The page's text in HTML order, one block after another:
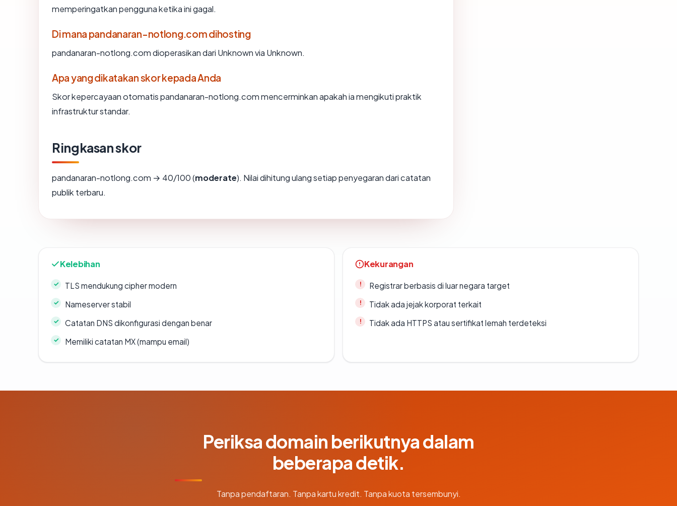
memperingatkan pengguna ketika ini gagal.
Di mana pandanaran-notlong.com dihosting
pandanaran-notlong.com dioperasikan dari Unknown via Unknown.
Apa yang dikatakan skor kepada Anda
Skor kepercayaan otomatis pandanaran-notlong.com mencerminkan apakah ia mengikuti praktik
infrastruktur standar.
Ringkasan skor
pandanaran-notlong.com → 40/100 (moderate). Nilai dihitung ulang setiap penyegaran dari catatan
publik terbaru.
Kelebihan
TLS mendukung cipher modern
Nameserver stabil
Catatan DNS dikonfigurasi dengan benar
Memiliki catatan MX (mampu email)
Kekurangan
Registrar berbasis di luar negara target
Tidak ada jejak korporat terkait
Tidak ada HTTPS atau sertifikat lemah terdeteksi
Periksa domain berikutnya dalam
beberapa detik.
Tanpa pendaftaran. Tanpa kartu kredit. Tanpa kuota tersembunyi.